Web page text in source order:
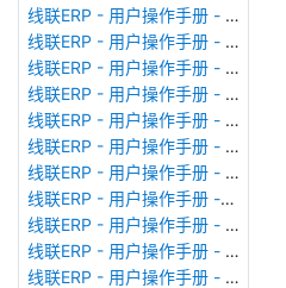
线联ERP - 用户操作手册 - 广播消息
线联ERP - 用户操作手册 - 审计日志
线联ERP - 用户操作手册 - 公司资料设置
线联ERP - 用户操作手册 - 系统参数设置
线联ERP - 用户操作手册 - 单据类型
线联ERP - 用户操作手册 - 号码规则
线联ERP - 用户操作手册 - 功能菜单
线联ERP - 用户操作手册 -分配临时角色
线联ERP - 用户操作手册 - 组织架构
线联ERP - 用户操作手册 - 用户管理
线联ERP - 用户操作手册 - 角色/岗位管理